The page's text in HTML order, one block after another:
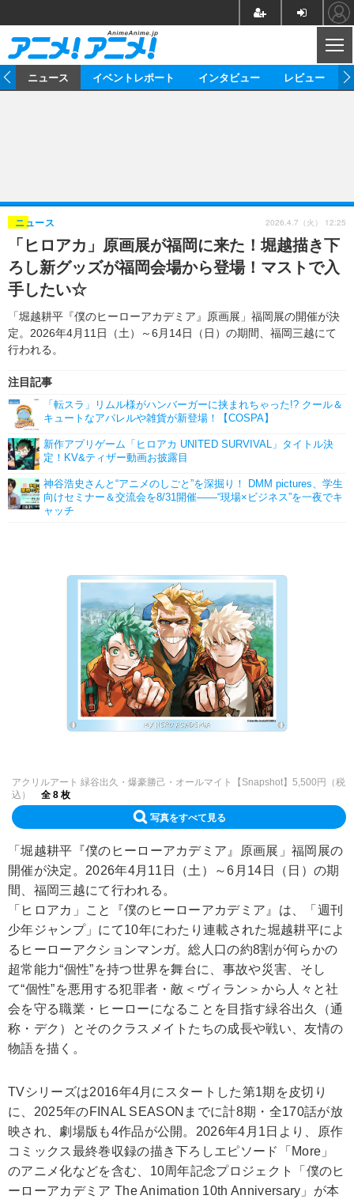
ゲーム グッズ
イベント 海外
海外イベント ビジネス
俳優・タレント アーティスト
ビジネス
アニメ 実写
書評
ゲーム 座談会
動画
アニメ
アニメ！アニメ！TV ABEMA Cafe
連載・コラム
ニュース イベントレポート インタビュー レビュー
「ヒロアカ」原画展が福岡に来た！堀越描き下
ろし新グッズが福岡会場から登場！マストで入
手したい☆
「堀越耕平『僕のヒーローアカデミア』原画展」福岡展の開催が決
定。2026年4月11日（土）～6月14日（日）の期間、福岡三越にて
行われる。
ニュース
注目記事
「転スラ」リムル様がハンバーガーに挟まれちゃった!? クール＆
キュートなアパレルや雑貨が新登場！【COSPA】
新作アプリゲーム「ヒロアカ UNITED SURVIVAL」タイトル決
定！KV&ティザー動画お披露目
神谷浩史さんと“アニメのしごと”を深掘り！ DMM pictures、学生
向けセミナー＆交流会を8/31開催――“現場×ビジネス”を一夜でキ
ャッチ
2026.4.7（火） 12:25
アクリルアート 緑谷出久・爆豪勝己・オールマイト【Snapshot】5,500円（税
込）
全 8 枚
写真をすべて見る
「堀越耕平『僕のヒーローアカデミア』原画展」福岡展の
開催が決定。2026年4月11日（土）～6月14日（日）の期
間、福岡三越にて行われる。
「ヒロアカ」こと『僕のヒーローアカデミア』は、「週刊
少年ジャンプ」にて10年にわたり連載された堀越耕平によ
るヒーローアクションマンガ。総人口の約8割が何らかの
超常能力“個性”を持つ世界を舞台に、事故や災害、そし
て“個性”を悪用する犯罪者・敵＜ヴィラン＞から人々と社
会を守る職業・ヒーローになることを目指す緑谷出久（通
称・デク）とそのクラスメイトたちの成長や戦い、友情の
物語を描く。
TVシリーズは2016年4月にスタートした第1期を皮切り
に、2025年のFINAL SEASONまでに計8期・全170話が放
映され、劇場版も4作品が公開。2026年4月1日より、原作
コミックス最終巻収録の描き下ろしエピソード「More」
のアニメ化などを含む、10周年記念プロジェクト「僕のヒ
ーローアカデミア The Animation 10th Anniversary」が本